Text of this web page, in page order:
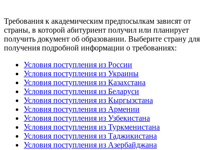
Требования к академическим предпосылкам зависят от
страны, в которой абитуриент получил или планирует
получить документ об образовании. Выберите страну для
получения подробной информации о требованиях:
Условия поступления из России
Условия поступления из Украины
Условия поступления из Казахстана
Условия поступления из Беларуси
Условия поступления из Кыргызстана
Условия поступления из Армении
Условия поступления из Узбекистана
Условия поступления из Туркменистана
Условия поступления из Таджикистана
Условия поступления из Азербайджана